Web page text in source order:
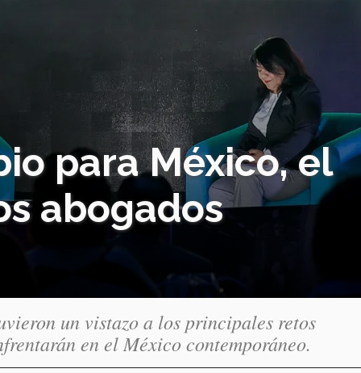
para México, el
abogados
un vistazo a los principales retos
en el México contemporáneo.